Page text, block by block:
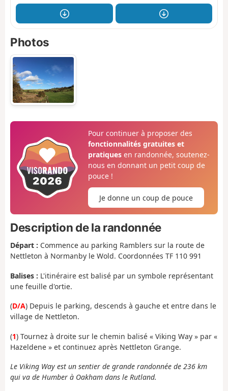
Photos
Pour continuer à proposer des
fonctionnalités gratuites et
pratiquesen randonnée, soutenez-
nous en donnant un petit coup de
pouce !
Je donne un coup de pouce
Description de la randonnée
Départ : Commence au parking Ramblers sur la route de
Nettleton à Normanby le Wold. Coordonnées TF 110 991
Balises : L'itinéraire est balisé par un symbole représentant
une feuille d'ortie.
(D/A) Depuis le parking, descends à gauche et entre dans le
village de Nettleton.
(1) Tournez à droite sur le chemin balisé « Viking Way » par «
Hazeldene » et continuez après Nettleton Grange.
Le Viking Way est un sentier de grande randonnée de 236 km
qui va de Humber à Oakham dans le Rutland.